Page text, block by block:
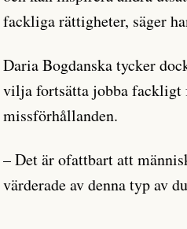
fackliga rättigheter, säger
Daria Bogdanska tycker
vilja fortsätta jobba fackligt
missförhållanden.
– Det är ofattbart att
värderade av denna typ av